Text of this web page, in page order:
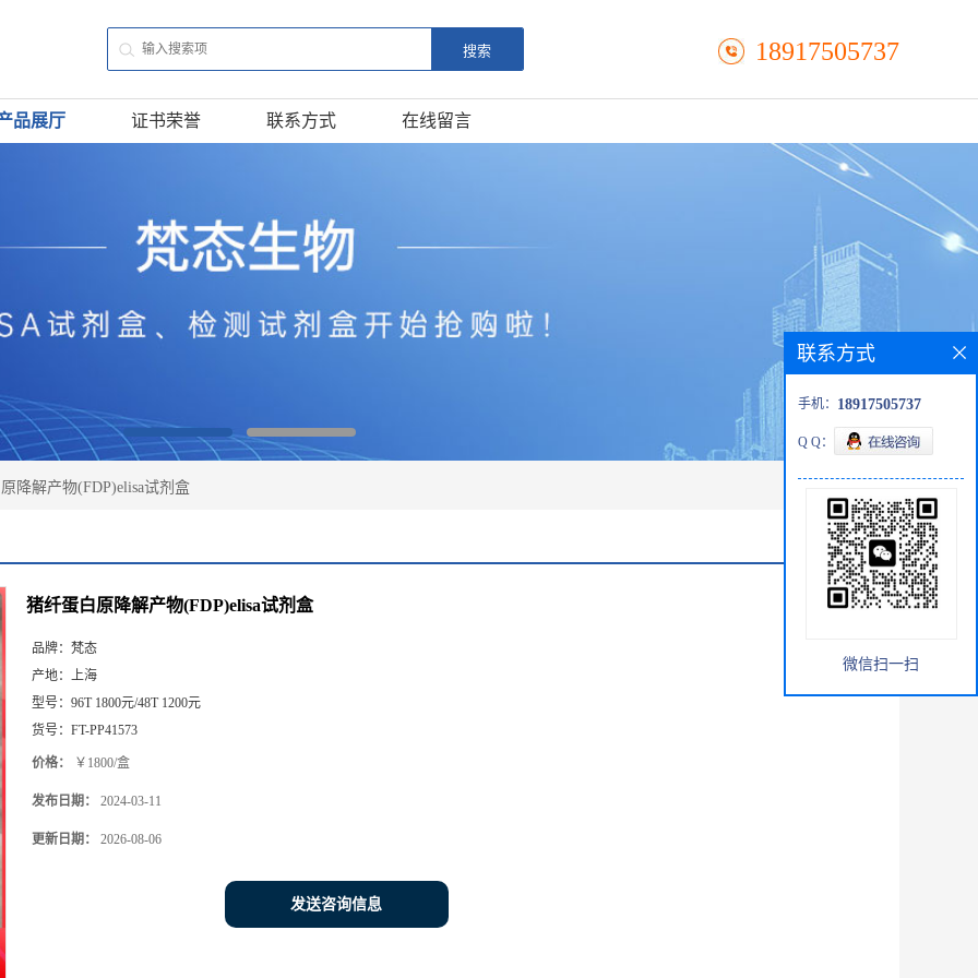
18917505737
品展厅 证书荣誉 联系方式 在线留言
降解产物(FDP)elisa试剂盒
猪纤蛋白原降解产物(FDP)elisa试剂盒
品牌： 梵态
产地： 上海
型号： 96T 1800元/48T 1200元
货号： FT-PP41573
价格： ￥1800/盒
发布日期： 2024-03-11
更新日期： 2026-08-06
发送咨询信息
联系方式
手机： 18917505737
Q Q：
微信扫一扫